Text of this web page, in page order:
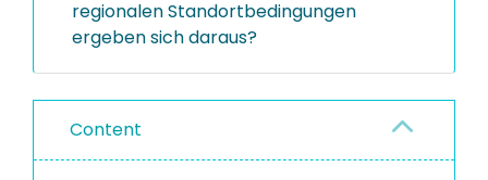
regionalen Standortbedingungen
ergeben sich daraus?
Content